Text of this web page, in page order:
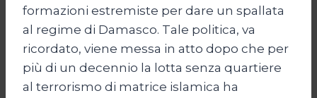
formazioni estremiste per dare un spallata
al regime di Damasco. Tale politica, va
ricordato, viene messa in atto dopo che per
più di un decennio la lotta senza quartiere
al terrorismo di matrice islamica ha